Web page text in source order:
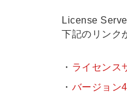
License
下記のリンク
・ ライセンス
・ バージョン